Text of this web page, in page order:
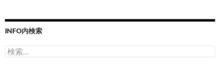
INFO内検索
検
索: